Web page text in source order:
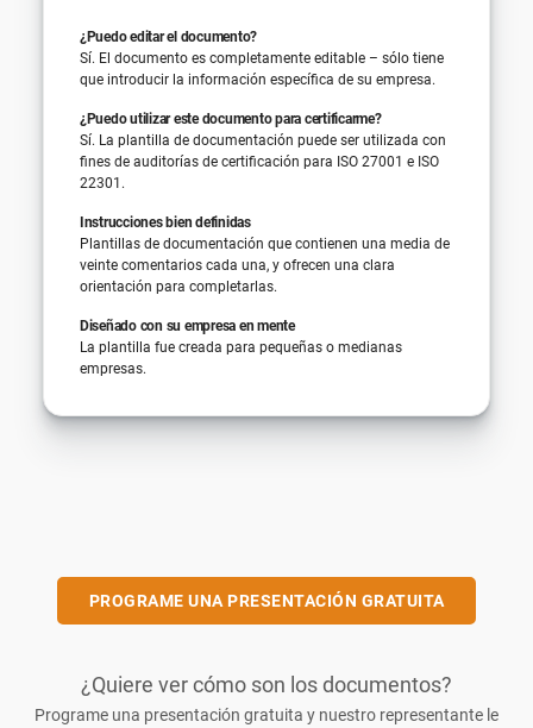
¿Puedo editar el documento?
Sí. El documento es completamente editable – sólo tiene
que introducir la información específica de su empresa.
¿Puedo utilizar este documento para certificarme?
Sí. La plantilla de documentación puede ser utilizada con
fines de auditorías de certificación para ISO 27001 e ISO
22301.
Instrucciones bien definidas
Plantillas de documentación que contienen una media de
veinte comentarios cada una, y ofrecen una clara
orientación para completarlas.
Diseñado con su empresa en mente
La plantilla fue creada para pequeñas o medianas
empresas.
PROGRAME UNA PRESENTACIÓN GRATUITA
¿Quiere ver cómo son los documentos?
Programe una presentación gratuita y nuestro representante le